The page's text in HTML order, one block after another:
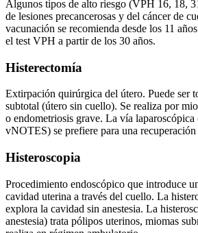
Algunos tipos de alto riesgo (VPH 16, 18,
de lesiones precancerosas y del cáncer de
vacunación se recomienda desde los 11
el test VPH a partir de los 30 años.
Histerectomía
Extirpación quirúrgica del útero. Puede ser
subtotal (útero sin cuello). Se realiza por
o endometriosis grave. La vía laparoscópica
vNOTES) se prefiere para una recuperación
Histeroscopia
Procedimiento endoscópico que introduce
cavidad uterina a través del cuello. La
explora la cavidad sin anestesia. La
anestesia) trata pólipos uterinos, miomas